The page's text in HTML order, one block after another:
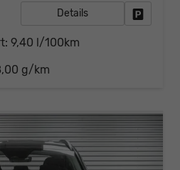
Details
9,40 l/100km
g/km